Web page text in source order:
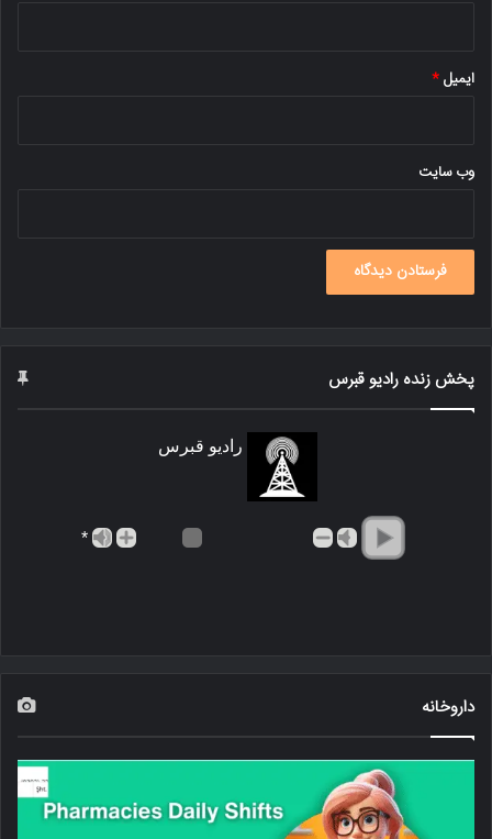
ایمیل*
وب‌ سایت
پخش زنده رادیو قبرس
رادیو قبرس
*
داروخانه